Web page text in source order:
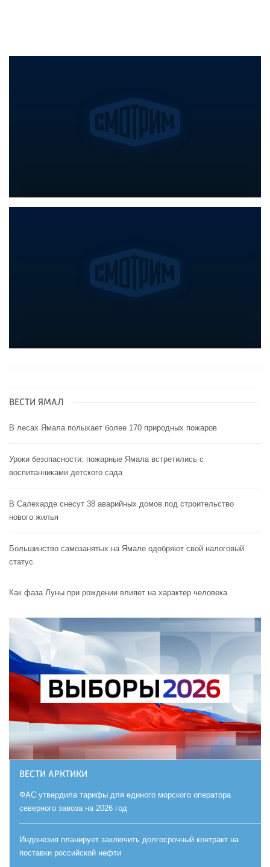
ВЕСТИ ЯМАЛ
В лесах Ямала полыхает более 170 природных пожаров
Уроки безопасности: пожарные Ямала встретились с
воспитанниками детского сада
В Салехарде снесут 38 аварийных домов под строительство
нового жилья
Большинство самозанятых на Ямале одобряют свой налоговый
статус
Как фаза Луны при рождении влияет на характер человека
ВЕСТИ АРКТИКИ
ФАС утвердила тарифы для единого морского оператора
северного завоза на 2026 год
Индонезия планирует заключить долгосрочный контракт на
поставки российской нефти